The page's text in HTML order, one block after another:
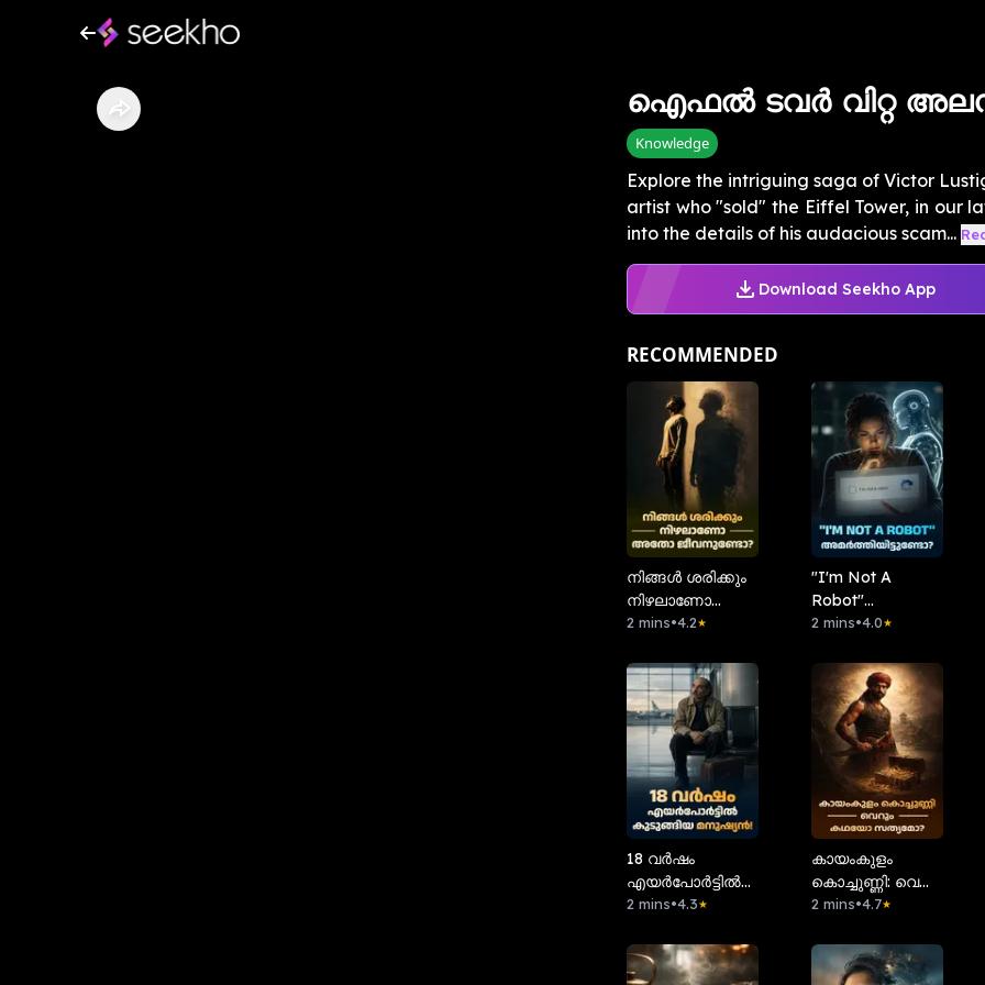
ഐഫൽ ടവർ വിറ്റ
Knowledge
Explore the intriguing saga of Victor
artist who "sold" the Eiffel Tower, in our
into the details of his audacious scam...
Download Seekho App
RECOMMENDED
നിങ്ങൾ ശരിക്കും
നിഴലാണോ
അതോ
2 mins•4.2★
"I'm Not A
Robot"
അമർത്തിയിട്ടുണ്ടോ?
2 mins•4.0★
18 വർഷം
എയർപോർട്ടിൽ
കുടുങ്ങിയ
2 mins•4.3★
കായംകുളം
കൊച്ചുണ്ണി: വെറും
കഥയോ
2 mins•4.7★